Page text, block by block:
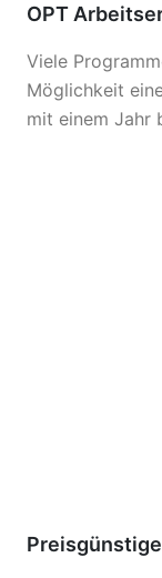
OPT
Viele
Möglichkeit
mit einem Jahr